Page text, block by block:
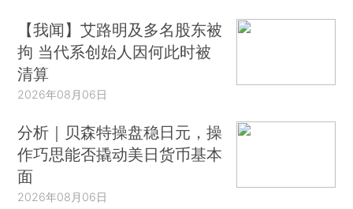
【我闻】艾路明及多名股东被
拘 当代系创始人因何此时被
清算
2026年08月06日
分析｜贝森特操盘稳日元，操
作巧思能否撬动美日货币基本
面
2026年08月06日